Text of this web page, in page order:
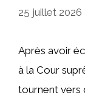
25 juillet 2026
Après avoir
à la Cour
tournent vers